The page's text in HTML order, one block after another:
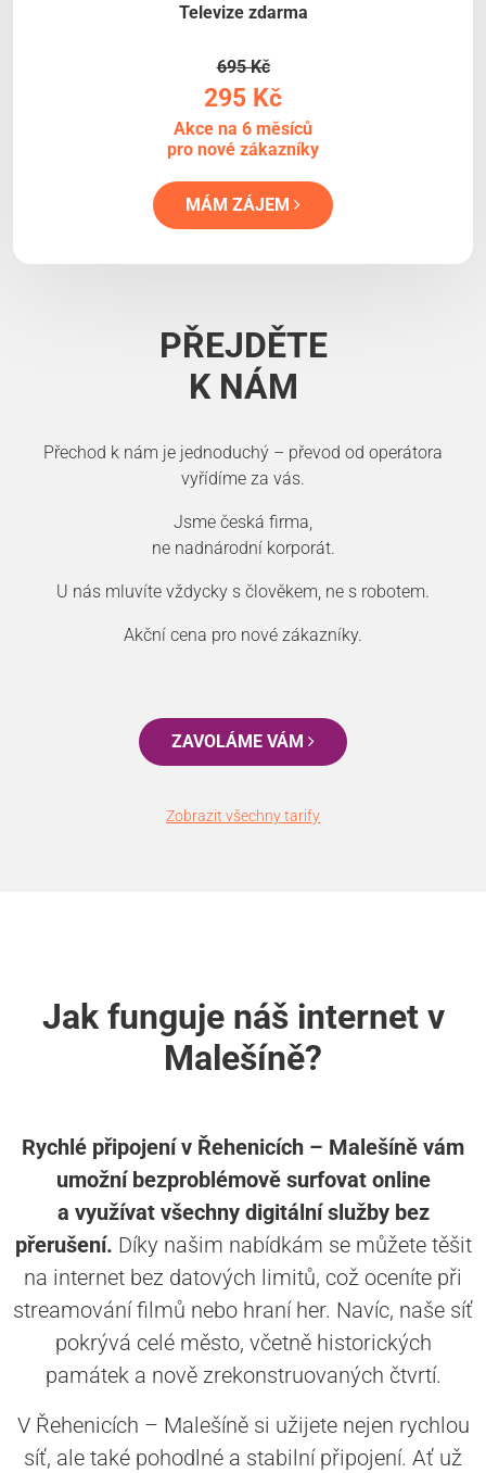
Televize zdarma
695 Kč
295 Kč
Akce na 6 měsíců
pro nové zákazníky
MÁM ZÁJEM
PŘEJDĚTE
K NÁM
Přechod k nám je jednoduchý – převod od operátora
vyřídíme za vás.
Jsme česká firma,
ne nadnárodní korporát.
U nás mluvíte vždycky s člověkem, ne s robotem.
Akční cena pro nové zákazníky.
ZAVOLÁME VÁM
Zobrazit všechny tarify
Jak funguje náš internet v
Malešíně?
Rychlé připojení v Řehenicích – Malešíně vám
umožní bezproblémově surfovat online
a využívat všechny digitální služby bez
přerušení. Díky našim nabídkám se můžete těšit
na internet bez datových limitů, což oceníte při
streamování filmů nebo hraní her. Navíc, naše síť
pokrývá celé město, včetně historických
památek a nově zrekonstruovaných čtvrtí.
V Řehenicích – Malešíně si užijete nejen rychlou
síť, ale také pohodlné a stabilní připojení. Ať už